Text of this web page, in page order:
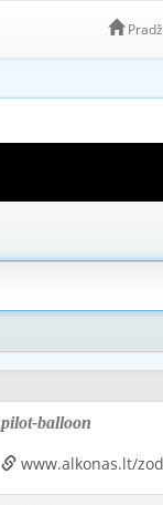
pilot-balloon
www.alkonas.lt/